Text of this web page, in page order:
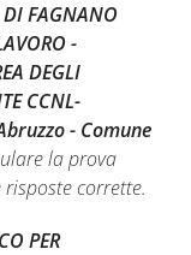
DI FAGNANO
-
DEGLI
CCNL-
- Comune
la prova
corrette.
PER